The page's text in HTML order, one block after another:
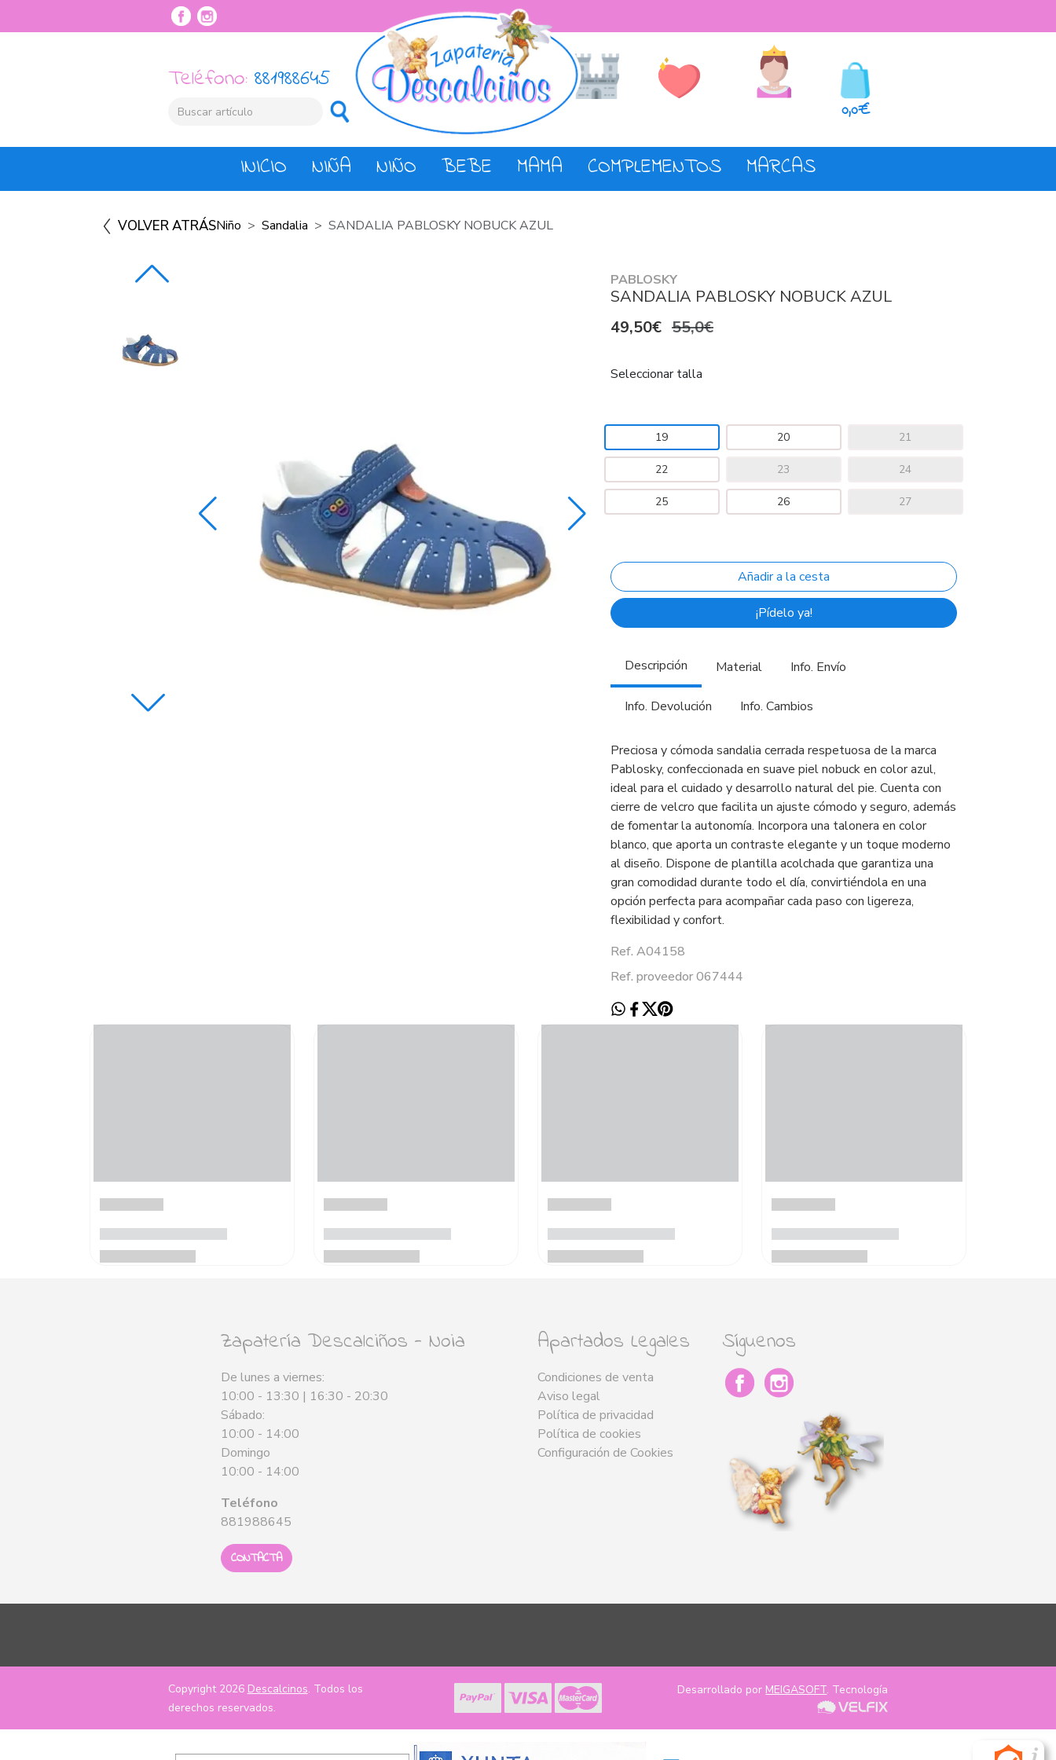
Teléfono: 881988645
0,0€
INICIO NIÑA NIÑO BEBE MAMA COMPLEMENTOS MARCAS
VOLVER ATRÁSNiño Sandalia SANDALIA PABLOSKY NOBUCK AZUL
PABLOSKY
SANDALIA PABLOSKY NOBUCK AZUL
49,50€ 55,0€
Seleccionar talla
19 20 21
22 23 24
25 26 27
¡Pídelo ya!
Descripción Material Info. Envío
Info. Devolución Info. Cambios
Preciosa y cómoda sandalia cerrada respetuosa de la marca
Pablosky, confeccionada en suave piel nobuck en color azul,
ideal para el cuidado y desarrollo natural del pie. Cuenta con
cierre de velcro que facilita un ajuste cómodo y seguro, además
de fomentar la autonomía. Incorpora una talonera en color
blanco, que aporta un contraste elegante y un toque moderno
al diseño. Dispone de plantilla acolchada que garantiza una
gran comodidad durante todo el día, convirtiéndola en una
opción perfecta para acompañar cada paso con ligereza,
flexibilidad y confort.
Ref. A04158
Ref. proveedor 067444
Zapatería Descalciños - Noia
De lunes a viernes:
10:00 - 13:30 | 16:30 - 20:30
Sábado:
10:00 - 14:00
Domingo
10:00 - 14:00
Teléfono
881988645
CONTACTA
Apartados Legales
Condiciones de venta
Aviso legal
Política de privacidad
Política de cookies
Configuración de Cookies
Síguenos
Copyright 2026 Descalcinos. Todos los
derechos reservados.
Desarrollado por MEIGASOFT. Tecnología